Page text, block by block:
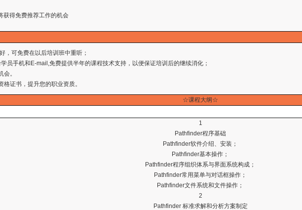
得免费推荐工作的机会
可免费在以后培训班中重听；
手机和E-mail,免费提供半年的课程技术支持，以便保证培训后的继续消化；
。
证书，提升您的职业资质。
☆课程大纲 ☆
1
Pathfinder程序基础
Pathfinder软件介绍、安装；
Pathfinder基本操作；
Pathfinder程序组织体系与界面系统构成；
Pathfinder常用菜单与对话框操作；
Pathfinder文件系统和文件操作；
2
Pathfinder 标准求解和分析方案制定